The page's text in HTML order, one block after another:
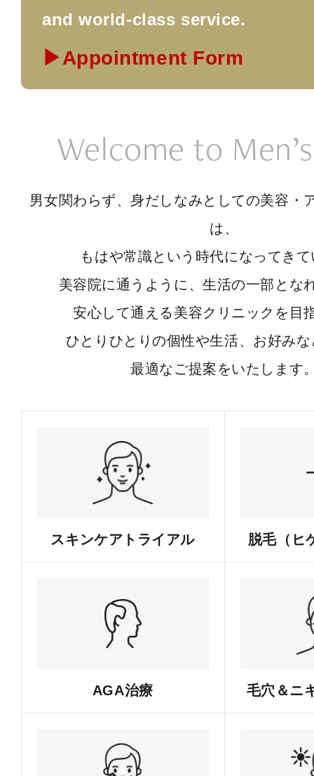
and world-class service.
▶Appointment Form
Welcome to
男女関わらず、身だしなみとしての美容・
は、
もはや常識という時代になってき
美容院に通うように、生活の一部とな
安心して通える美容クリニックを目
ひとりひとりの個性や生活、お好み
最適なご提案をいたします
スキンケアトライアル 脱毛（ヒ
AGA治療 毛穴＆ニ